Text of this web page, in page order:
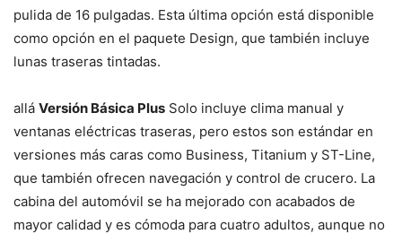
pulida de 16 pulgadas. Esta última opción está disponible
como opción en el paquete Design, que también incluye
lunas traseras tintadas.
allá Versión Básica Plus Solo incluye clima manual y
ventanas eléctricas traseras, pero estos son estándar en
versiones más caras como Business, Titanium y ST-Line,
que también ofrecen navegación y control de crucero. La
cabina del automóvil se ha mejorado con acabados de
mayor calidad y es cómoda para cuatro adultos, aunque no